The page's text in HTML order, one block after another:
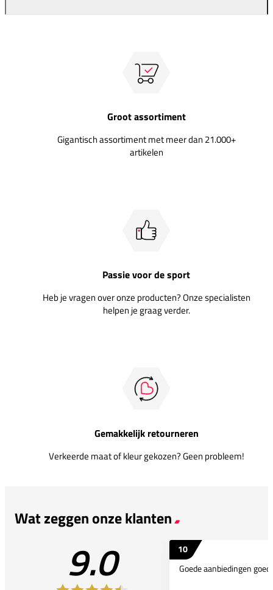
Groot assortiment
Gigantisch assortiment met meer dan 21.000+
artikelen
Passie voor de sport
Heb je vragen over onze producten? Onze specialisten
helpen je graag verder.
Gemakkelijk retourneren
Verkeerde maat of kleur gekozen? Geen probleem!
Wat zeggen onze klanten
9.0
10
Goede aanbiedingen